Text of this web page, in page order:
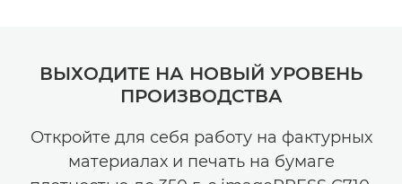
ВЫХОДИТЕ НА НОВЫЙ УРОВЕНЬ
ПРОИЗВОДСТВА
Откройте для себя работу на фактурных
материалах и печать на бумаге